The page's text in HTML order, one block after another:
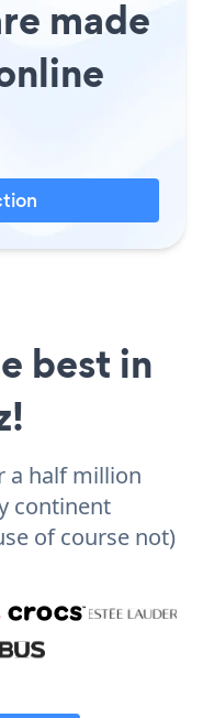
made
best in
a half million
continent
of course not)